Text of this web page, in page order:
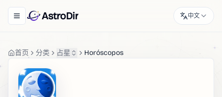
Toggle navigation menu
AstroDir 中文
首页 分类 占星 Horóscopos